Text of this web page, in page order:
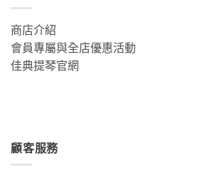
商店介紹
會員專屬與全店優惠活動
佳典提琴官網
顧客服務